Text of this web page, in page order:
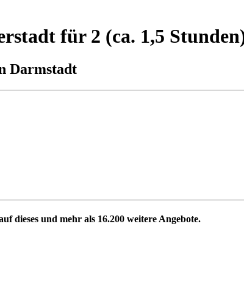
für 2 (ca. 1,5
Darmstadt
dieses und mehr als 16.200 weitere Angebote.